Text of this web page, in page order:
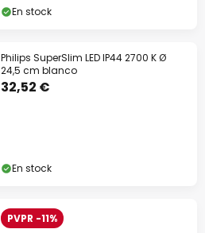
En stock
Philips SuperSlim LED IP44 2700 K Ø
24,5 cm blanco
32,52 €
En stock
PVPR -11%